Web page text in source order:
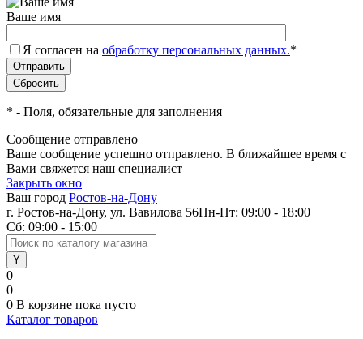
Ваше имя
Я согласен на обработку персональных данных.*
* - Поля, обязательные для заполнения
Сообщение отправлено
Ваше сообщение успешно отправлено. В ближайшее время с
Вами свяжется наш специалист
Закрыть окно
Ваш город Ростов-на-Дону
г. Ростов-на-Дону, ул. Вавилова 56Пн-Пт: 09:00 - 18:00
Сб: 09:00 - 15:00
0
0
0 В корзине пока пусто
Каталог товаров